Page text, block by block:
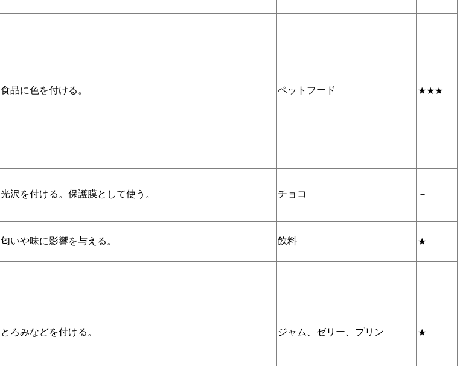
食品に色を付ける。 ペットフード ★★★
光沢を付ける。保護膜として使う。 チョコ －
匂いや味に影響を与える。 飲料 ★
とろみなどを付ける。 ジャム、ゼリー、プリン ★